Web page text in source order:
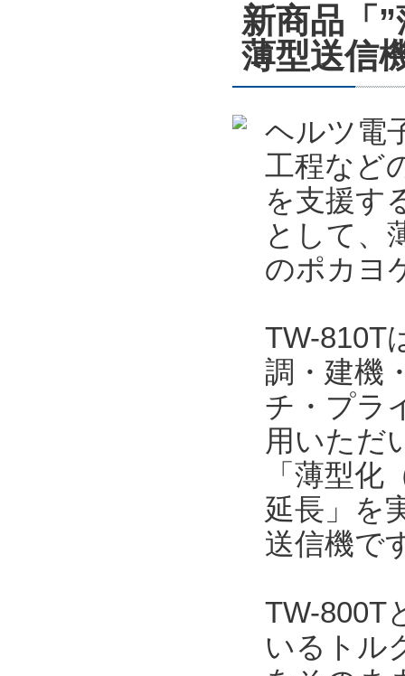
新商品「
薄型送信
ヘルツ電
工程など
を支援す
として、
のポカヨ
TW-810T
調・建機
チ・プラ
用いただ
「薄型
延長」を
送信機で
TW-800T
いるトル